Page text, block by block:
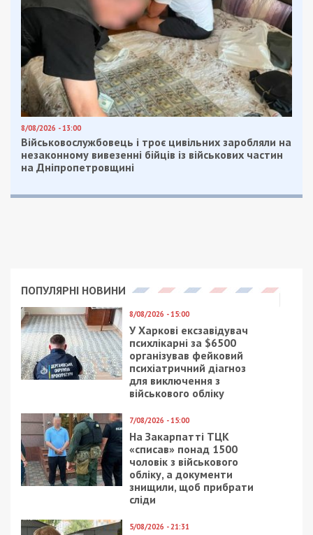
8/08/2026 - 13:00
Військовослужбовець і троє цивільних заробляли на
незаконному вивезенні бійців із військових частин
на Дніпропетровщині
ПОПУЛЯРНІ НОВИНИ
8/08/2026 - 15:00
У Харкові ексзавідувач
психлікарні за $6500
організував фейковий
психіатричний діагноз
для виключення з
військового обліку
7/08/2026 - 15:00
На Закарпатті ТЦК
«списав» понад 1500
чоловік з військового
обліку, а документи
знищили, щоб прибрати
сліди
5/08/2026 - 21:31